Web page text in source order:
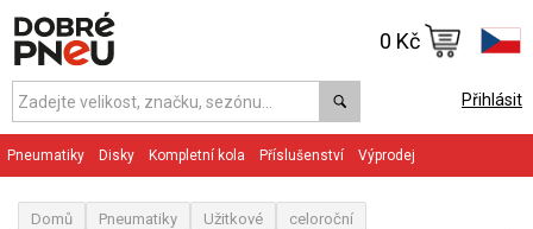
Přihlásit
0 Kč
Pneumatiky Disky Kompletní kola Příslušenství Výprodej
Domů Pneumatiky Užitkové
celoroční